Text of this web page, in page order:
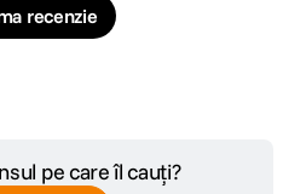
recenzie
pe care îl cauți?